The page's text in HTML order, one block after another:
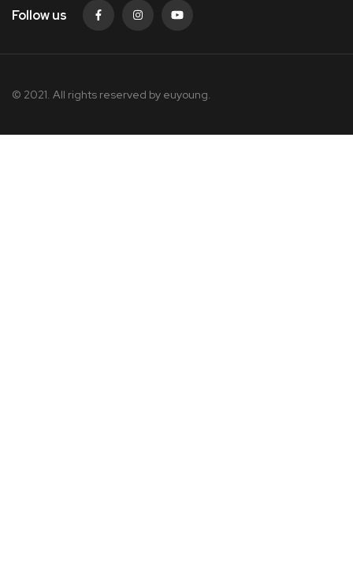
Follow us
© 2021. All rights reserved by euyoung.